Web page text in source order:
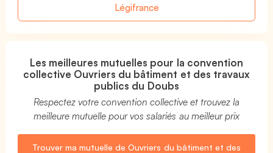
Légifrance
Les meilleures mutuelles pour la convention
collective Ouvriers du bâtiment et des travaux
publics du Doubs
Respectez votre convention collective et trouvez la
meilleure mutuelle pour vos salariés au meilleur prix
Trouver ma mutuelle de Ouvriers du bâtiment et des